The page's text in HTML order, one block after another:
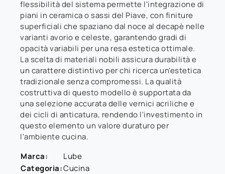
flessibilità del sistema permette l'integrazione di
piani in ceramica o sassi del Piave, con finiture
superficiali che spaziano dal noce al decapè nelle
varianti avorio e celeste, garantendo gradi di
opacità variabili per una resa estetica ottimale.
La scelta di materiali nobili assicura durabilità e
un carattere distintivo per chi ricerca un'estetica
tradizionale senza compromessi. La qualità
costruttiva di questo modello è supportata da
una selezione accurata delle vernici acriliche e
dei cicli di anticatura, rendendo l'investimento in
questo elemento un valore duraturo per
l'ambiente cucina.
Marca:
Lube
Categoria:Cucina